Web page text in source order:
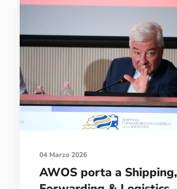
04 Marzo 2026
AWOS porta a Shipping,